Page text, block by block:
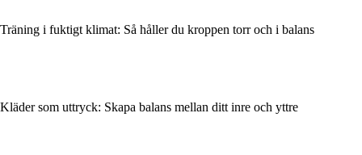
Träning i fuktigt klimat: Så håller du kroppen torr och i balans
Kläder som uttryck: Skapa balans mellan ditt inre och yttre